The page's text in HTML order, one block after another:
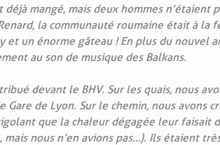
mangé, mais deux hommes n’étaient
la communauté roumaine était à la
et un énorme gâteau ! En plus du nouvel
au son de musique des Balkans.
devant le BHV. Sur les quais, nous
de Lyon. Sur le chemin, nous avons
que la chaleur dégagée leur faisait
nous n’en avions pas…). Ils étaient